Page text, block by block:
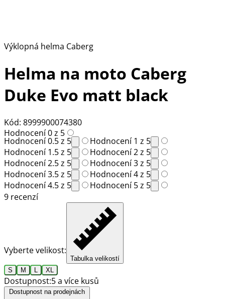
Výklopná helma Caberg
Helma na moto Caberg
Duke Evo matt black
Kód: 8999900074380
Hodnocení 0 z 5
Hodnocení 0.5 z 5
Hodnocení 1 z 5
Hodnocení 1.5 z 5
Hodnocení 2 z 5
Hodnocení 2.5 z 5
Hodnocení 3 z 5
Hodnocení 3.5 z 5
Hodnocení 4 z 5
Hodnocení 4.5 z 5
Hodnocení 5 z 5
9 recenzí
Vyberte velikost:
Tabulka velikostí
S
M XL
Dostupnost:5 a více kusů